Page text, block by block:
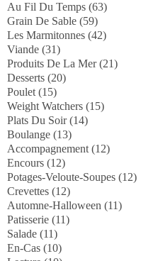
Au Fil Du Temps (63)
Grain De Sable (59)
Les Marmitonnes (42)
Viande (31)
Produits De La Mer(21)
Desserts (20)
Poulet (15)
Weight Watchers (15)
Plats Du Soir(14)
Boulange (13)
Accompagnement (12)
Encours (12)
Potages-Veloute-Soupes (12)
Crevettes (12)
Automne-Halloween (11)
Patisserie (11)
Salade (11)
En-Cas (10)